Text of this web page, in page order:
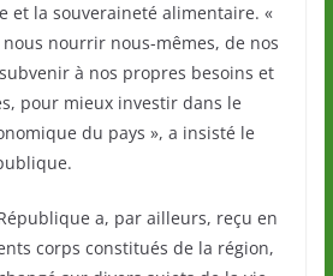
et la souveraineté alimentaire. «
nourrir nous-mêmes, de nos
à nos propres besoins et
pour mieux investir dans le
du pays », a insisté le
a, par ailleurs, reçu en
corps constitués de la région,